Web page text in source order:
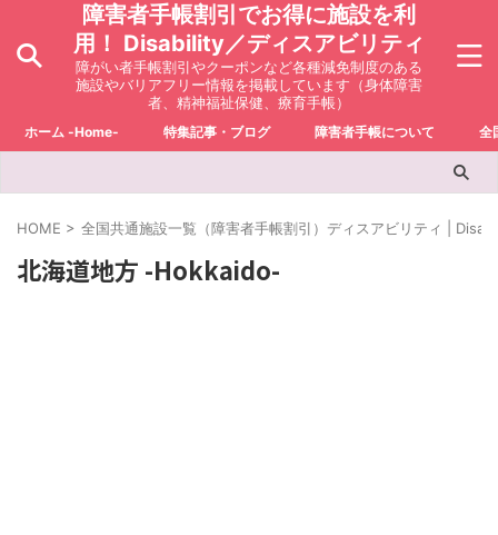
障害者手帳割引でお得に施設を利
用！ Disability／ディスアビリティ
障がい者手帳割引やクーポンなど各種減免制度のある
施設やバリアフリー情報を掲載しています（身体障害
者、精神福祉保健、療育手帳）
ホーム -Home- 特集記事・ブログ 障害者手帳について 全
HOME > 全国共通施設一覧（障害者手帳割引）ディスアビリティ |
北海道地方 -Hokkaido-